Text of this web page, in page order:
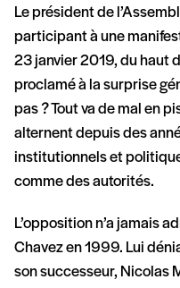
Le président de
participant à une
23 janvier 2019, du haut
proclamé à la surprise
pas ? Tout va de mal en
alternent depuis des
institutionnels et
comme des autorités.
L’opposition n’a jamais
Chavez en 1999. Lui
son successeur, Nicolas